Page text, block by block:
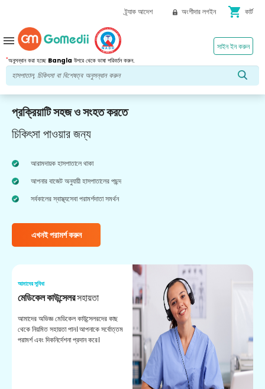
ট্র্যাক আদেশ অংশীদার লগইন shopping_cart কার্ট
*অনুসন্ধান করা হচ্ছে Bangla উপরে থেকে ভাষা পরিবর্তন করুন.
সাইন ইন করুন
menu
প্রক্রিয়াটি সহজ ও সংহত করতে
চিকিৎসা পাওয়ার জন্য
আরামদায়ক হাসপাতালে থাকা
আপনার বাজেট অনুযায়ী হাসপাতালের পছন্দ
সর্বকালের স্বাস্থ্যসেবা পরামর্শদাতা সমর্থন
এখনই পরামর্শ করুন
আমাদের সুবিধা
মেডিকেল কাউন্সেলরসহায়তা
আমাদের অভিজ্ঞ মেডিকেল কাউন্সেলরদের কাছ
থেকে নিয়মিত সহায়তা পান। আপনাকে সর্বোত্তম
পরামর্শ এবং দিকনির্দেশনা প্রদান করে।